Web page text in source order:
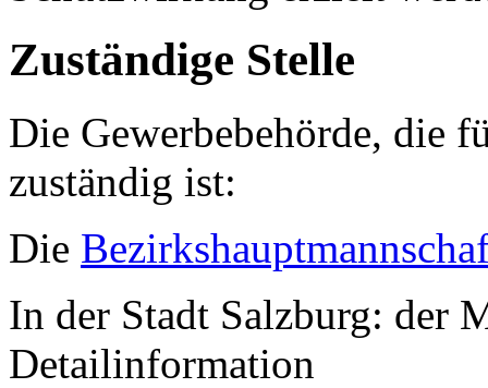
Zuständige Stelle
Die Gewerbebehörde, die
zuständig ist:
Die
In der Stadt Salzburg: der
Detailinformation